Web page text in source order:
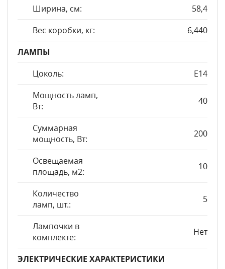
Ширина, см:
58,4
Вес коробки, кг:
6,440
ЛАМПЫ
Цоколь:
E14
Мощность ламп,
Вт:
40
Суммарная
мощность, Вт:
200
Освещаемая
площадь, м2:
10
Количество
ламп, шт.:
5
Лампочки в
комплекте:
Нет
ЭЛЕКТРИЧЕСКИЕ ХАРАКТЕРИСТИКИ